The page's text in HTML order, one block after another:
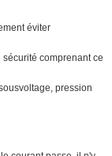
éviter
comprenant ce
pression